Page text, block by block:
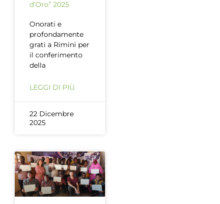
d’Oro” 2025
Onorati e
profondamente
grati a Rimini per
il conferimento
della
LEGGI DI PIÙ
22 Dicembre
2025